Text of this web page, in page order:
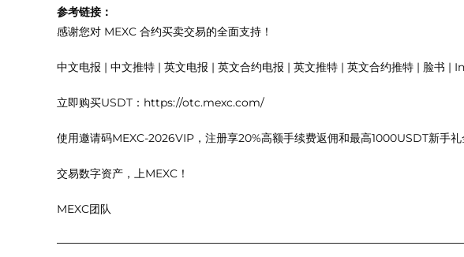
参考链接：
感谢您对 MEXC 合约买卖交易的全面支持！
中文电报 | 中文推特 | 英文电报 | 英文合约电报 | 英文推特 | 英文合约推特 | 脸
立即购买USDT：https://otc.mexc.com/
使用邀请码MEXC-2026VIP，注册享20%高额手续费返佣和最高1000USDT新手礼
交易数字资产，上MEXC！
MEXC团队